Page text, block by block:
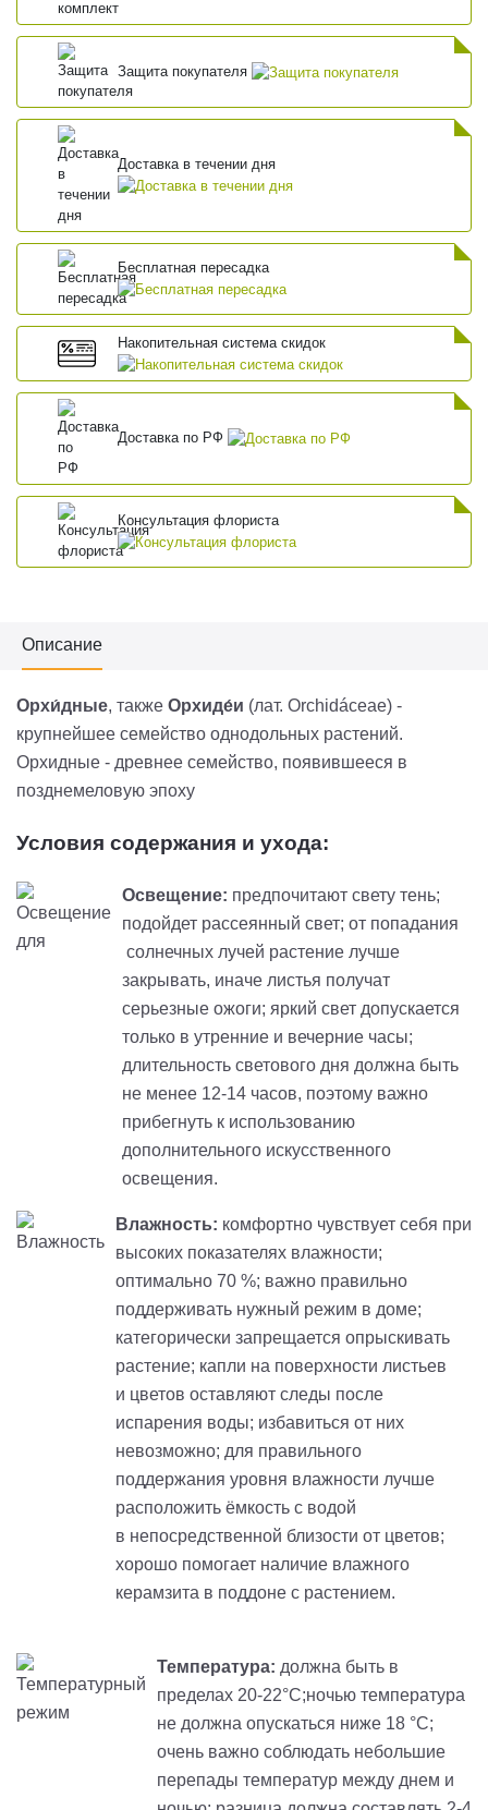
Защита покупателя
Доставка в течении дня
Бесплатная пересадка
Накопительная система скидок
Доставка по РФ
Консультация флориста
Описание
Орхи́дные, также Орхиде́и (лат. Orchidáceae) -
крупнейшее семейство однодольных растений.
Орхидные - древнее семейство, появившееся в
позднемеловую эпоху
Условия содержания и ухода:
Освещение: предпочитают свету тень;
подойдет рассеянный свет; от попадания
солнечных лучей растение лучше
закрывать, иначе листья получат
серьезные ожоги; яркий свет допускается
только в утренние и вечерние часы;
длительность светового дня должна быть
не менее 12-14 часов, поэтому важно
прибегнуть к использованию
дополнительного искусственного
освещения.
Влажность: комфортно чувствует себя при
высоких показателях влажности;
оптимально 70 %; важно правильно
поддерживать нужный режим в доме;
категорически запрещается опрыскивать
растение; капли на поверхности листьев
и цветов оставляют следы после
испарения воды; избавиться от них
невозможно; для правильного
поддержания уровня влажности лучше
расположить ёмкость с водой
в непосредственной близости от цветов;
хорошо помогает наличие влажного
керамзита в поддоне с растением.
Температура: должна быть в
пределах 20-22°С;ночью температура
не должна опускаться ниже 18 °С;
очень важно соблюдать небольшие
перепады температур между днем и